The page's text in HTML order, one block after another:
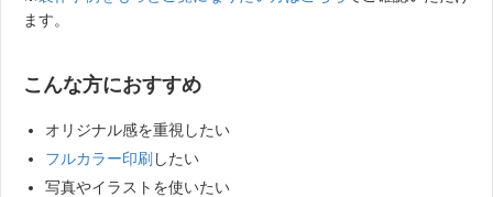
ます。
こんな方におすすめ
オリジナル感を重視したい
フルカラー印刷 したい
写真やイラストを使いたい